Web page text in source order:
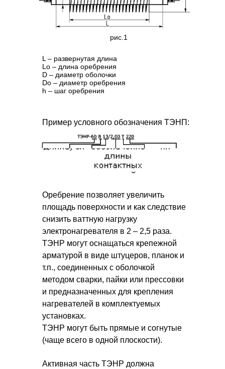
L – развернутая длина
Lo – длина оребрения
D – диаметр оболочки
Do – диаметр оребрения
h – шаг оребрения
рис.1
Пример условного обозначения ТЭНП:
Оребрение позволяет увеличить
площадь поверхности и как следствие
снизить ваттную нагрузку
электронагревателя в 2 – 2,5 раза.
ТЭНР могут оснащаться крепежной
арматурой в виде штуцеров, планок и
т.п., соединенных с оболочкой
методом сварки, пайки или прессовки
и предназначенных для крепления
нагревателей в комплектуемых
установках.
ТЭНР могут быть прямые и согнутые
(чаще всего в одной плоскости).
Активная часть ТЭНР должна